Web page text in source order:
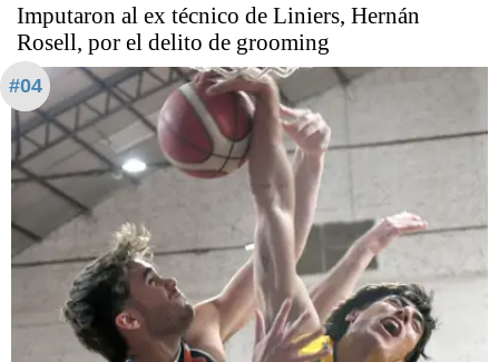
Imputaron al ex técnico de Liniers, Hernán
Rosell, por el delito de grooming
#04